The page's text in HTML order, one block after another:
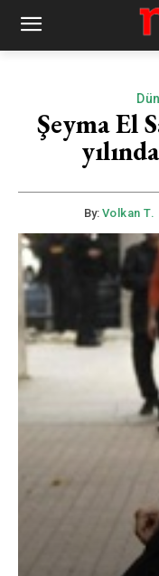
Şeyma El
By: Volkan T.